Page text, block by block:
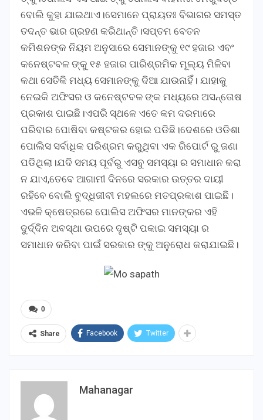
ବୋଲି କୁହା ଯାଇଥାଏ।ସେମାନେ ପ୍ରାୟତଃ ବିଭାଗର ସମସ୍ତ
ତଦନ୍ତ ଭାର ଗ୍ରହଣ କରିଥାନ୍ତି।ସପ୍ତମ ବେତନ
କମିଶନଙ୍କ ନିୟମ ଅନୁସାରେ ସେମାନଙ୍କୁ ୧୯ ହଜାର ଏବଂ
କନେଷ୍ଟବଳ ଙ୍କୁ ୧୫ ହଜାର ପାରିଶ୍ରମିକ ମୂଲ୍ୟ ମିଳିବା
କଥା ସେତିକି ମଧ୍ୟ ସେମାନଙ୍କୁ ଦିଆ ଯାଉନାହିଁ। ଯାହାକୁ
ନେଇକି ଅଫିସର ଓ କନେଷ୍ଟବଳ ଙ୍କ ମଧ୍ୟରେ ଅସନ୍ତୋଷ
ପ୍ରକାଶ ପାଇଛି।ଏପରି ସ୍ଥଳେ ଏତେ କମ ଦରମାରେ
ପରିବାର ପୋଷିବା କଷ୍ଟକର ହୋଇ ପଡିଛି।ଦେଶରେ ଓଡିଶା
ପୋଲିସ ସର୍ବାଧିକ ପରିଶ୍ରମ କରୁଥିବା ଏକ ରିପୋର୍ଟ ରୁ ଜଣା
ପଡିଥିଲା।ଯଦି ସମୟ ପୂର୍ବରୁ ଏସବୁ ସମସ୍ୟା ର ସମାଧାନ କରା
ନ ଯାଏ,ତେବେ ଆଗାମୀ ଦିନରେ ସରକାର ଉତ୍ତର ଦାୟୀ
ରହିବେ ବୋଲି ବୁଦ୍ଧିଜୀବୀ ମହଲରେ ମତପ୍ରକାଶ ପାଇଛି।
ଏଭଳି କ୍ଷେତ୍ରରେ ପୋଲିସ ଅଫିସର ମାନଙ୍କର ଏହି
ଦୁର୍ଦ୍ଦିନ ଅବସ୍ଥା ଉପରେ ଦୃଷ୍ଟି ପକାଇ ସମସ୍ୟା ର
ସମାଧାନ କରିବା ପାଇଁ ସରକାର ଙ୍କୁ ଅନୁରୋଧ କରାଯାଇଛି।
0
Share Facebook Twitter
Mahanagar